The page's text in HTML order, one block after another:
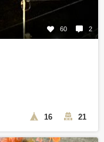
60 2
16 21